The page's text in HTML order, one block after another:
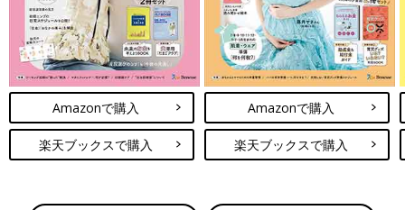
Amazonで購入
楽天ブックスで購入
Amazonで購入
楽天ブックスで購入